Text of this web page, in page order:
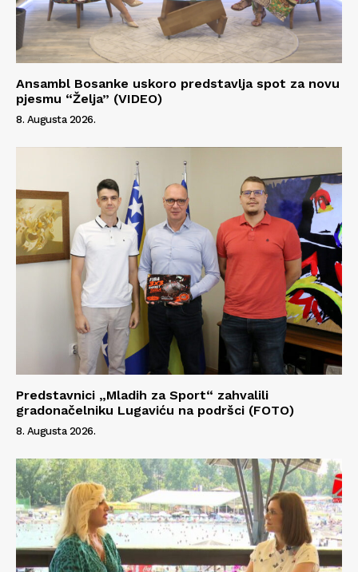
Ansambl Bosanke uskoro predstavlja spot za novu
pjesmu “Želja” (VIDEO)
8. Augusta 2026.
Predstavnici „Mladih za Sport“ zahvalili
gradonačelniku Lugaviću na podršci (FOTO)
8. Augusta 2026.